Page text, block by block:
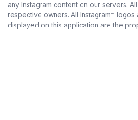
any Instagram content on our servers.
respective owners. All Instagram™ logos
displayed on this application are the